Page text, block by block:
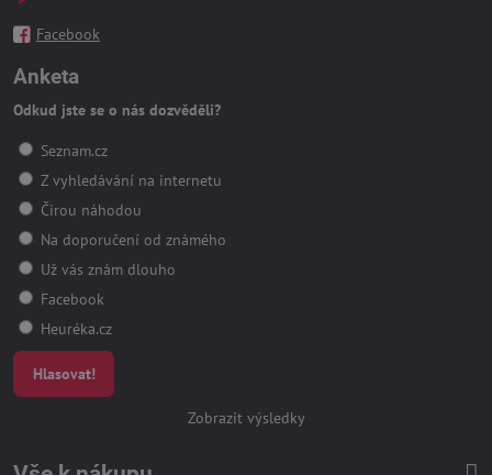
Facebook
Anketa
Odkud jste se o nás dozvěděli?
Seznam.cz
Z vyhledávání na internetu
Čirou náhodou
Na doporučení od známého
Už vás znám dlouho
Facebook
Heuréka.cz
Hlasovat!
Zobrazit výsledky